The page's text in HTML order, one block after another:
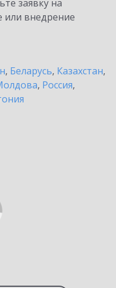
заявку на
или внедрение
, Беларусь, Казахстан,
, Россия,